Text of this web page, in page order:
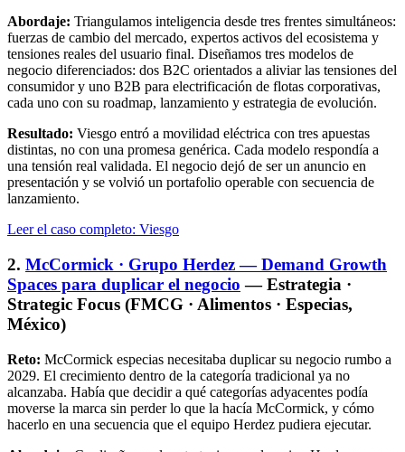
Abordaje: Triangulamos inteligencia desde tres frentes simultáneos:
fuerzas de cambio del mercado, expertos activos del ecosistema y
tensiones reales del usuario final. Diseñamos tres modelos de
negocio diferenciados: dos B2C orientados a aliviar las tensiones del
consumidor y uno B2B para electrificación de flotas corporativas,
cada uno con su roadmap, lanzamiento y estrategia de evolución.
Resultado: Viesgo entró a movilidad eléctrica con tres apuestas
distintas, no con una promesa genérica. Cada modelo respondía a
una tensión real validada. El negocio dejó de ser un anuncio en
presentación y se volvió un portafolio operable con secuencia de
lanzamiento.
Leer el caso completo: Viesgo
2. McCormick · Grupo Herdez — Demand Growth
Spaces para duplicar el negocio — Estrategia ·
Strategic Focus (FMCG · Alimentos · Especias,
México)
Reto: McCormick especias necesitaba duplicar su negocio rumbo a
2029. El crecimiento dentro de la categoría tradicional ya no
alcanzaba. Había que decidir a qué categorías adyacentes podía
moverse la marca sin perder lo que la hacía McCormick, y cómo
hacerlo en una secuencia que el equipo Herdez pudiera ejecutar.